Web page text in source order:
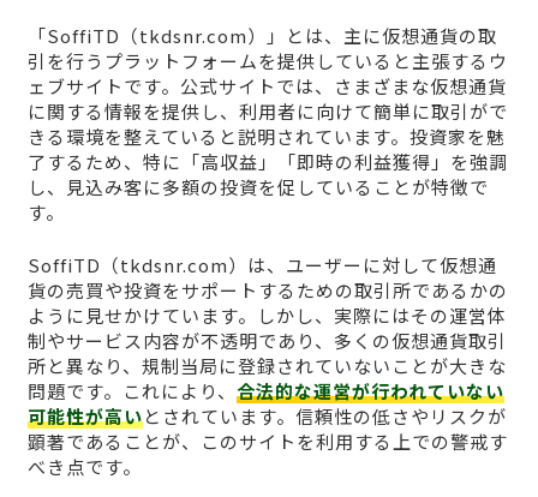
「SoffiTD（tkdsnr.com）」とは、主に仮想通貨の取
引を行うプラットフォームを提供していると主張するウ
ェブサイトです。公式サイトでは、さまざまな仮想通貨
に関する情報を提供し、利用者に向けて簡単に取引がで
きる環境を整えていると説明されています。投資家を魅
了するため、特に「高収益」「即時の利益獲得」を強調
し、見込み客に多額の投資を促していることが特徴で
す。
SoffiTD（tkdsnr.com）は、ユーザーに対して仮想通
貨の売買や投資をサポートするための取引所であるかの
ように見せかけています。しかし、実際にはその運営体
制やサービス内容が不透明であり、多くの仮想通貨取引
所と異なり、規制当局に登録されていないことが大きな
問題です。これにより、 合法的な運営が行われていない
可能性が高いとされています。信頼性の低さやリスクが
顕著であることが、このサイトを利用する上での警戒す
べき点です。